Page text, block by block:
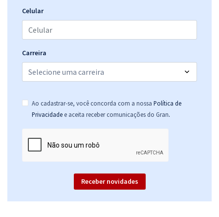
Celular
Carreira
Ao cadastrar-se, você concorda com a nossa Política de
Privacidade e aceita receber comunicações do Gran.
Receber novidades